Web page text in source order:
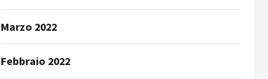
Marzo 2022
Febbraio 2022